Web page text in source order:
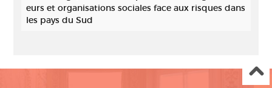
eurs et organisations sociales face aux risques dans
les pays du Sud